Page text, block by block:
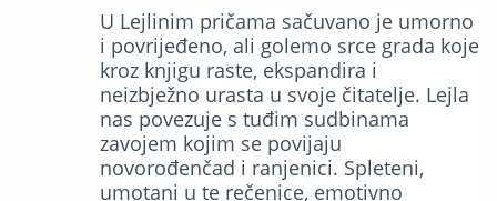
U Lejlinim pričama sačuvano je umorno
i povrijeđeno, ali golemo srce grada koje
kroz knjigu raste, ekspandira i
neizbježno urasta u svoje čitatelje. Lejla
nas povezuje s tuđim sudbinama
zavojem kojim se povijaju
novorođenčad i ranjenici. Spleteni,
umotani u te rečenice, emotivno